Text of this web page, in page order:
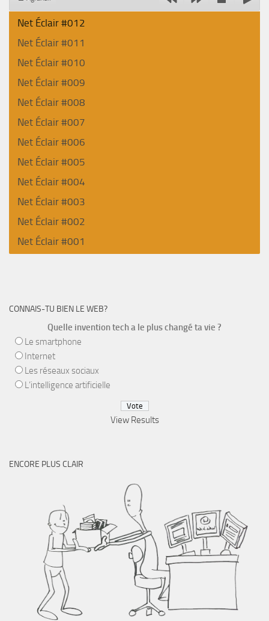
Net Éclair #012
Net Éclair #011
Net Éclair #010
Net Éclair #009
Net Éclair #008
Net Éclair #007
Net Éclair #006
Net Éclair #005
Net Éclair #004
Net Éclair #003
Net Éclair #002
Net Éclair #001
CONNAIS-TU BIEN LE WEB?
Quelle invention tech a le plus changé ta vie ?
Le smartphone
Internet
Les réseaux sociaux
L’intelligence artificielle
View Results
ENCORE PLUS CLAIR